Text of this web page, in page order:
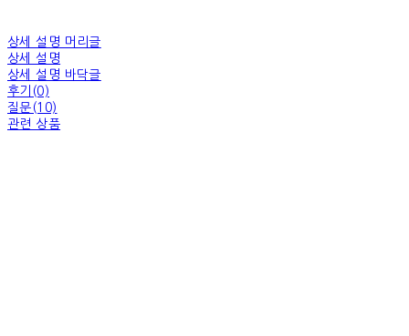
상세 설명 머리글
상세 설명
상세 설명 바닥글
후기(0)
질문(10)
관련 상품